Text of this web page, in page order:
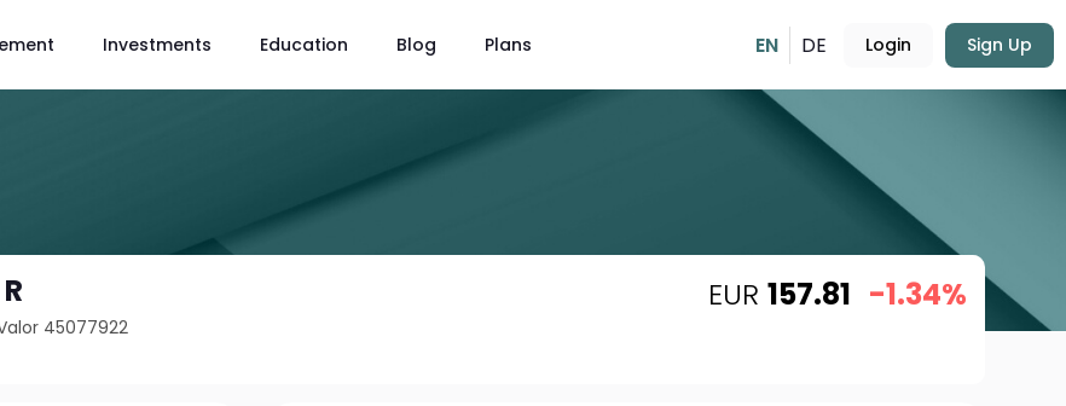
Investments Education Blog Plans EN DE Login Sign Up
45077922
EUR 157.81 -1.34%